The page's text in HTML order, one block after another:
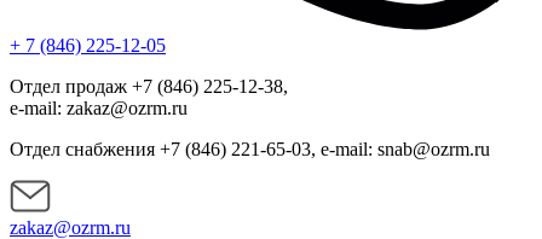
+ 7 (846) 225-12-05
Отдел продаж +7 (846) 225-12-38,
e-mail: zakaz@ozrm.ru
Отдел снабжения +7 (846) 221-65-03, e-mail: snab@ozrm.ru
zakaz@ozrm.ru